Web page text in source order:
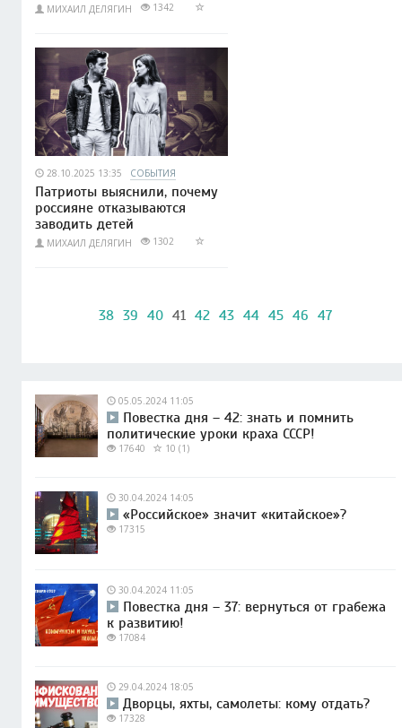
МИХАИЛ ДЕЛЯГИН 1342
28.10.2025 13:35 СОБЫТИЯ
Патриоты выяснили, почему
россияне отказываются
заводить детей
МИХАИЛ ДЕЛЯГИН 1302
38 39 40 41 42 43 44 45 46 47
05.05.2024 11:05
Повестка дня – 42: знать и помнить
политические уроки краха СССР!
17640 10 (1)
30.04.2024 14:05
«Российское» значит «китайское»?
17315
30.04.2024 11:05
Повестка дня – 37: вернуться от грабежа
к развитию!
17084
29.04.2024 18:05
Дворцы, яхты, самолеты: кому отдать?
17328